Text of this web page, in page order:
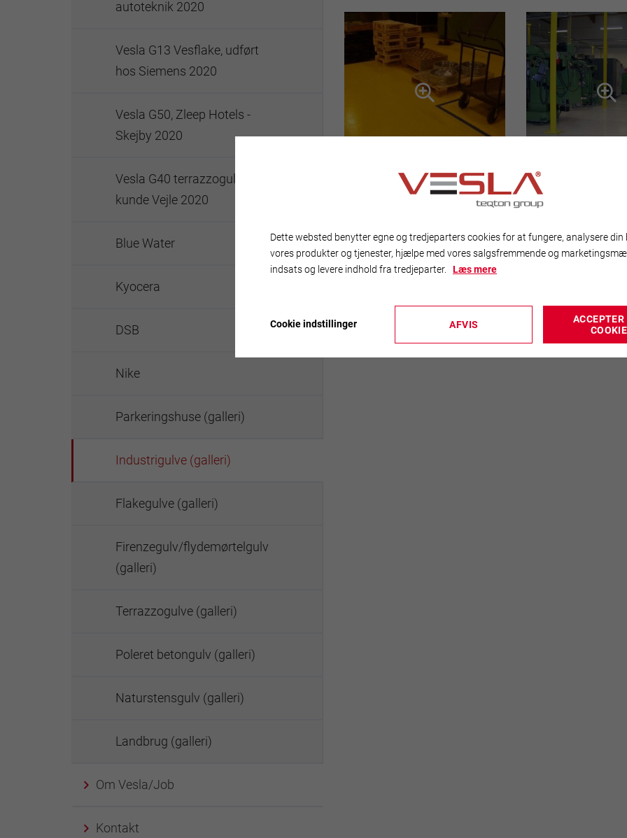
autoteknik 2020
Vesla G13 Vesflake, udført
hos Siemens 2020
Vesla G50, Zleep Hotels -
Skejby 2020
Vesla G40 terrazzogulv privat
kunde Vejle 2020
Blue Water
Kyocera
DSB
Nike
Parkeringshuse (galleri)
Industrigulve (galleri)
Flakegulve (galleri)
Firenzegulv/flydemørtelgulv
(galleri)
Terrazzogulve (galleri)
Poleret betongulv (galleri)
Naturstensgulv (galleri)
Landbrug (galleri)
Om Vesla/Job
Kontakt
 

Dette websted benytter egne og tredjeparters cookies for at fungere, analysere din
vores produkter og tjenester, hjælpe med vores salgsfremmende og
indsats og levere indhold fra tredjeparter. Læs mere
Cookie indstillinger AFVIS